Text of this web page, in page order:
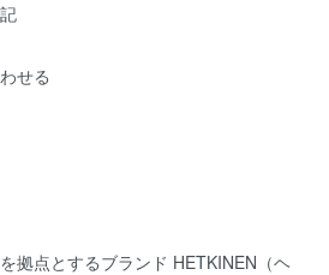
せる
拠点とするブランド HETKINEN（ヘ